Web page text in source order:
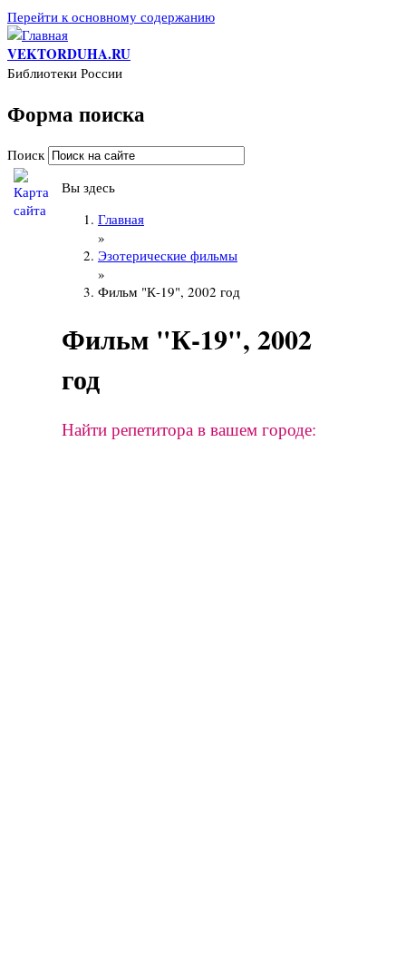
Перейти к основному содержанию
VEKTORDUHA.RU
Библиотеки России
Форма поиска
Поиск
Вы здесь
Главная
»
Эзотерические фильмы
»
Фильм "К-19", 2002 год
Фильм "К-19", 2002
год
Найти репетитора в вашем городе: